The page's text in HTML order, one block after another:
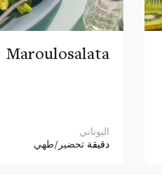
Maroulosalata
اليوناني
دقيقة تحضير/طهي